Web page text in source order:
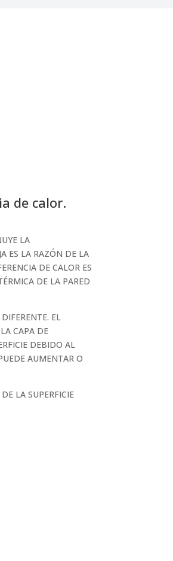
de calor.
LA
ES LA RAZÓN DE LA
DE CALOR ES
DE LA PARED
EL
CAPA DE
DEBIDO AL
AUMENTAR O
LA SUPERFICIE